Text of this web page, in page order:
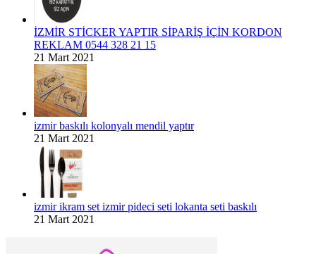
İZMİR STİCKER YAPTIR SİPARİŞ İÇİN KORDON
REKLAM 0544 328 21 15
21 Mart 2021
izmir baskılı kolonyalı mendil yaptır
21 Mart 2021
izmir ikram set izmir pideci seti lokanta seti baskılı
21 Mart 2021